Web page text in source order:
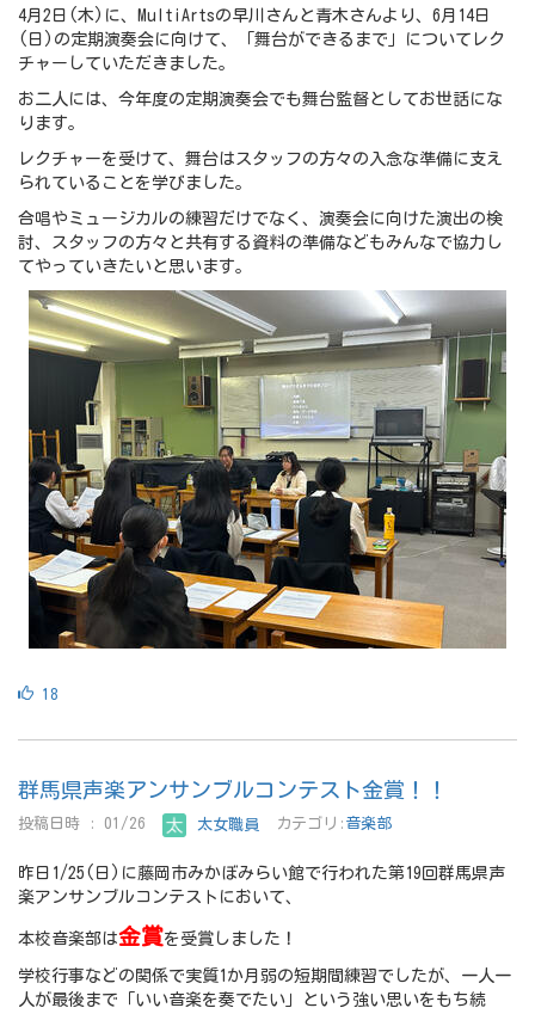
4月2日(木)に、MultiArtsの早川さんと青木さんより、6月14日
(日)の定期演奏会に向けて、「舞台ができるまで」についてレク
チャーしていただきました。
お二人には、今年度の定期演奏会でも舞台監督としてお世話にな
ります。
レクチャーを受けて、舞台はスタッフの方々の入念な準備に支え
られていることを学びました。
合唱やミュージカルの練習だけでなく、演奏会に向けた演出の検
討、スタッフの方々と共有する資料の準備などもみんなで協力し
てやっていきたいと思います。
18
群馬県声楽アンサンブルコンテスト金賞！！
投稿日時 : 01/26 太女職員 カテゴリ: 音楽部
昨日1/25(日)に藤岡市みかぼみらい館で行われた第19回群馬県声
楽アンサンブルコンテストにおいて、
本校音楽部は金賞を受賞しました！
学校行事などの関係で実質1か月弱の短期間練習でしたが、一人一
人が最後まで「いい音楽を奏でたい」という強い思いをもち続